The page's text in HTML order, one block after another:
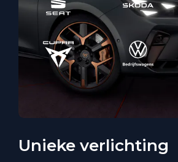
Unieke verlichting